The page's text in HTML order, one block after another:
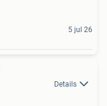
5 jul 26
Details